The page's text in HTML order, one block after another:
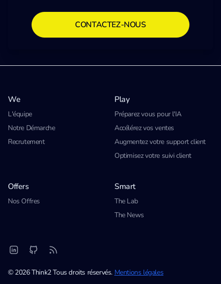
CONTACTEZ-NOUS
We
L'équipe
Notre Démarche
Recrutement
Play
Préparez vous pour l'IA
Accélérez vos ventes
Augmentez votre support client
Optimisez votre suivi client
Offers
Nos Offres
Smart
The Lab
The News
© 2026 Think2 Tous droits réservés. Mentions légales